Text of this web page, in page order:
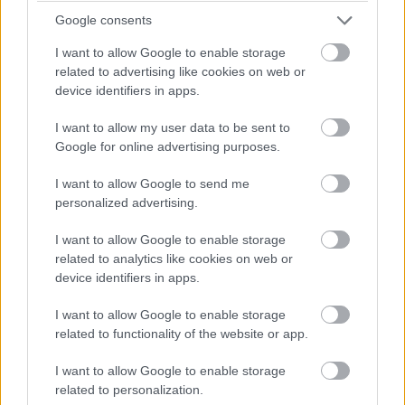
Google consents
I want to allow Google to enable storage
related to advertising like cookies on web or
device identifiers in apps.
I want to allow my user data to be sent to
Google for online advertising purposes.
I want to allow Google to send me
personalized advertising.
I want to allow Google to enable storage
related to analytics like cookies on web or
device identifiers in apps.
I want to allow Google to enable storage
related to functionality of the website or app.
I want to allow Google to enable storage
related to personalization.
#ingyen #genesis
Egységes európai Kalózpárt
születik 2014-re?
Kedvencekhez
Horváth Péter| 2012 április 16. 09:28
Hiába igyekszik az EU szigorúbb szabályokat
egyre komolyabban veszik ügyüket. Készek
egyesülni is.